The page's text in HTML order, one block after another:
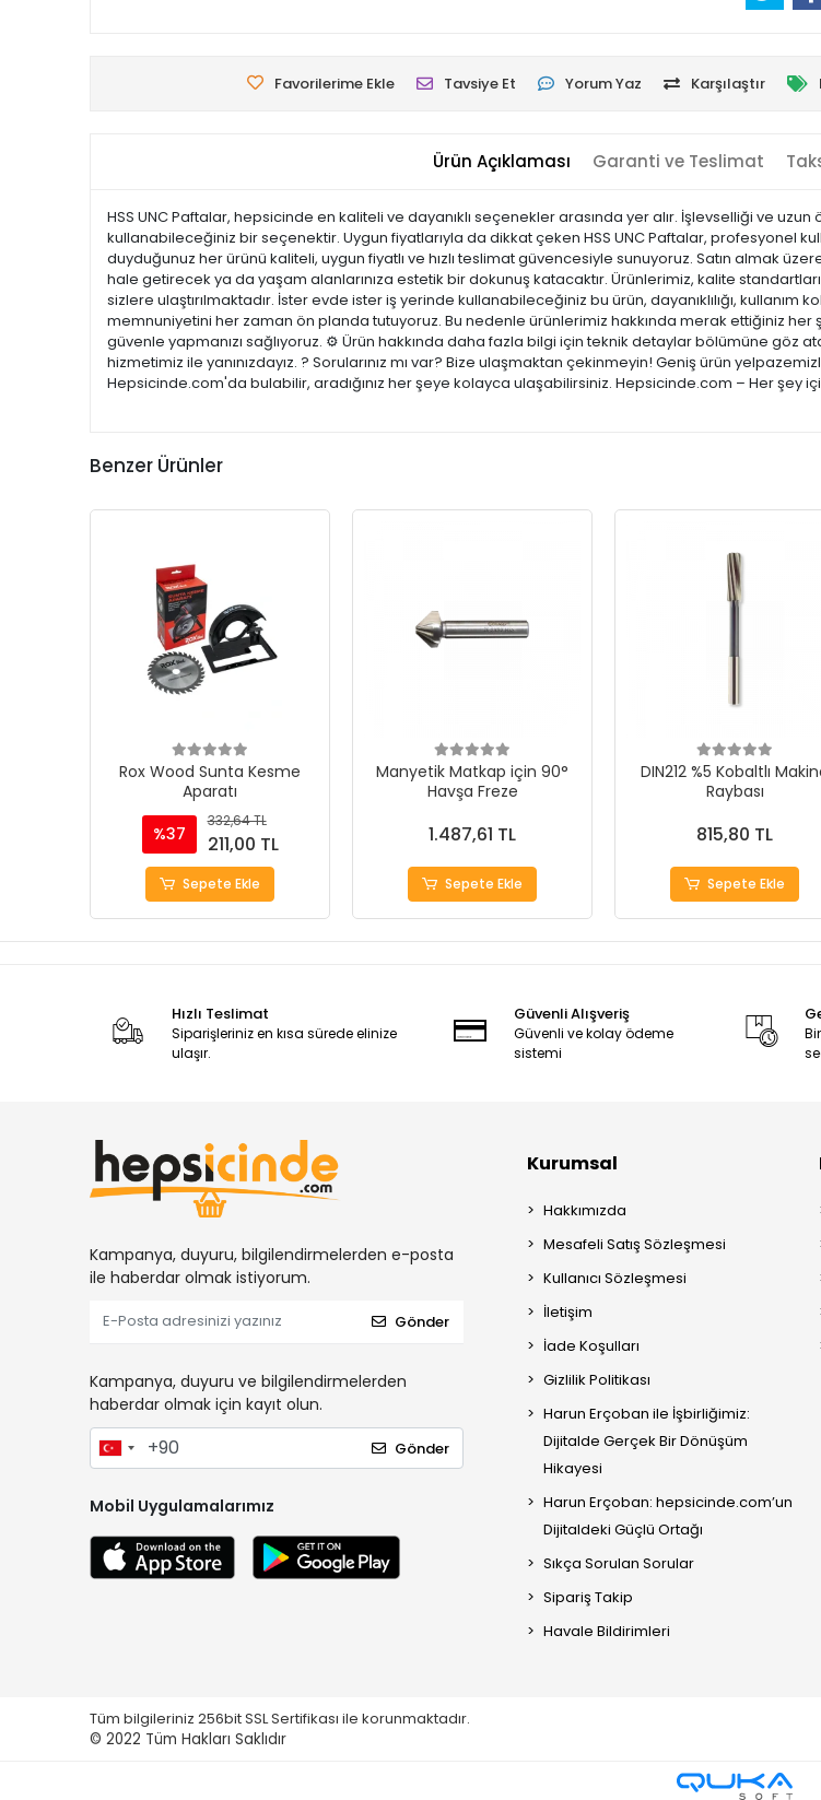
Favorilerime Ekle Tavsiye Et Yorum Yaz Karşılaştır
Ürün Açıklaması Garanti ve Teslimat
HSS UNC Paftalar, hepsicinde en kaliteli ve dayanıklı seçenekler arasında yer alır. İşlevselliği ve
kullanabileceğiniz bir seçenektir. Uygun fiyatlarıyla da dikkat çeken HSS UNC Paftalar, profesyonel
duyduğunuz her ürünü kaliteli, uygun fiyatlı ve hızlı teslimat güvencesiyle sunuyoruz. Satın almak
hale getirecek ya da yaşam alanlarınıza estetik bir dokunuş katacaktır. Ürünlerimiz, kalite
sizlere ulaştırılmaktadır. İster evde ister iş yerinde kullanabileceğiniz bu ürün, dayanıklılığı, kullanım
memnuniyetini her zaman ön planda tutuyoruz. Bu nedenle ürünlerimiz hakkında merak ettiğiniz
güvenle yapmanızı sağlıyoruz. ⚙️ Ürün hakkında daha fazla bilgi için teknik detaylar bölümüne göz
hizmetimiz ile yanınızdayız. ? Sorularınız mı var? Bize ulaşmaktan çekinmeyin! Geniş ürün
Hepsicinde.com'da bulabilir, aradığınız her şeye kolayca ulaşabilirsiniz. Hepsicinde.com – Her şey
Benzer Ürünler
Rox Wood Sunta Kesme
Aparatı
%37
332,64 TL
211,00 TL
Sepete Ekle
Manyetik Matkap için 90°
Havşa Freze
1.487,61 TL
Sepete Ekle
DIN212 %5 Kobaltlı
Raybası
815,80 TL
Sepete Ekle
Hızlı Teslimat
Siparişleriniz en kısa sürede elinize
ulaşır.
Güvenli Alışveriş
Güvenli ve kolay ödeme
sistemi
Kampanya, duyuru, bilgilendirmelerden e-posta
ile haberdar olmak istiyorum.
Gönder
Kampanya, duyuru ve bilgilendirmelerden
haberdar olmak için kayıt olun.
Gönder
Mobil Uygulamalarımız
Kurumsal
Hakkımızda
Mesafeli Satış Sözleşmesi
Kullanıcı Sözleşmesi
İletişim
İade Koşulları
Gizlilik Politikası
Harun Erçoban ile İşbirliğimiz:
Dijitalde Gerçek Bir Dönüşüm
Hikayesi
Harun Erçoban: hepsicinde.com’un
Dijitaldeki Güçlü Ortağı
Sıkça Sorulan Sorular
Sipariş Takip
Havale Bildirimleri
Tüm bilgileriniz 256bit SSL Sertifikası ile korunmaktadır.
© 2022 Tüm Hakları Saklıdır